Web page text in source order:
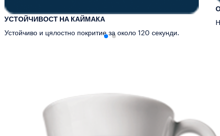
УСТОЙЧИВОСТ НА КАЙМАКА
Устойчиво и цялостно покритие за около 120 секунди.